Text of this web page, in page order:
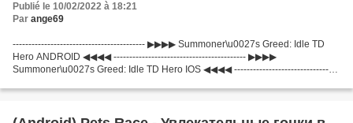
Publié le 10/02/2022 à 18:21
Par ange69
------------------------------------------ ▶▶▶▶ Summoner\u0027s Greed: Idle TD
Hero ANDROID ◀◀◀◀ ------------------------------------------ ▶▶▶▶
Summoner\u0027s Greed: Idle TD Hero IOS ◀◀◀◀ ---------------------------------